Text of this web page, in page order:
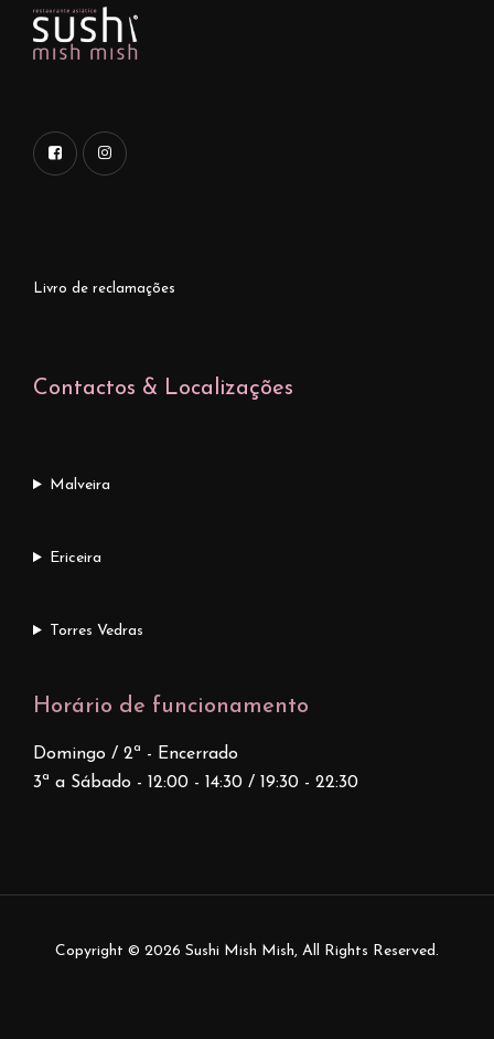
Livro de reclamações
Contactos & Localizações
Malveira
Ericeira
Torres Vedras
Horário de funcionamento
Domingo / 2ª - Encerrado
3ª a Sábado - 12:00 - 14:30 / 19:30 - 22:30
Copyright © 2026 Sushi Mish Mish, All Rights Reserved.